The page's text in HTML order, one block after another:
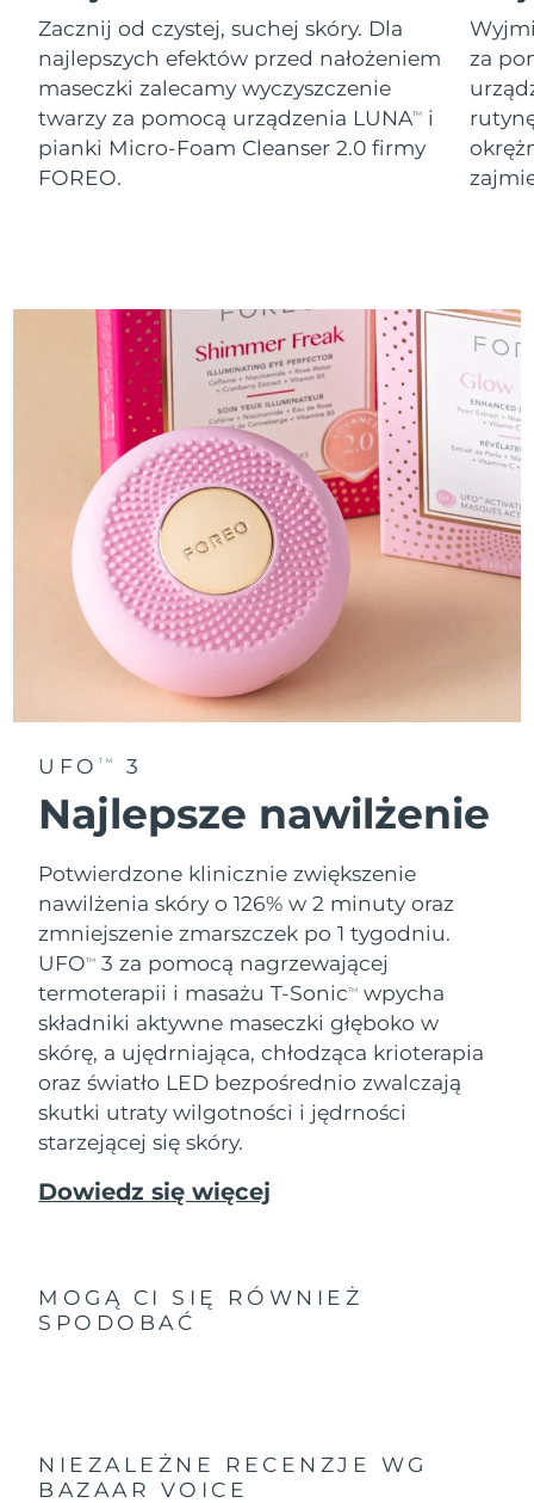
Zacznij od czystej, suchej skóry. Dla
najlepszych efektów przed nałożeniem
maseczki zalecamy wyczyszczenie
twarzy za pomocą urządzenia LUNATM
i
pianki Micro-Foam Cleanser 2.0 firmy
FOREO.
za
UFO TM 3
Najlepsze nawilżenie
Potwierdzone klinicznie zwiększenie
nawilżenia skóry o 126% w 2 minuty oraz
zmniejszenie zmarszczek po 1 tygodniu.
UFOTM
3 za pomocą nagrzewającej
termoterapii i masażu T-SonicTM
wpycha
składniki aktywne maseczki głęboko w
skórę, a ujędrniająca, chłodząca krioterapia
oraz światło LED bezpośrednio zwalczają
skutki utraty wilgotności i jędrności
starzejącej się skóry.
Dowiedz się więcej
MOGĄ CI SIĘ RÓWNIEŻ
SPODOBAĆ
NIEZALEŻNE RECENZJE
WG
BAZAAR VOICE
Słowenia
Oczekiwany czas dostawy
Republika
Południowej Afryki
Oczekiwany czas dostawy
8/19/26
Szwecja
Oczekiwany czas dostawy
8/11/26
Szwajcaria
Oczekiwany czas dostawy
8/11/26
Tajwan
Oczekiwany czas dostawy
8/16/26
Tajlandia
Oczekiwany czas dostawy
Oczekiwany czas dostawy
Zjednoczone Emiraty
Oczekiwany czas dostawy
Wielka Brytania
8/11/26
Stany Zjednoczone
Uzbekistan
Oczekiwany czas dostawy
Wietnam
Oczekiwany czas dostawy